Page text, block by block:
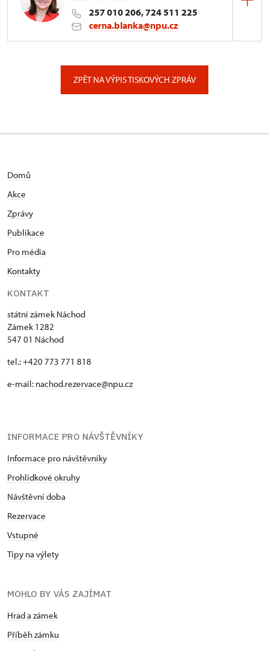
257 010 206, 724 511 225
cerna.blanka@npu.cz
ZPĚT NA VÝPIS TISKOVÝCH ZPRÁV
Domů
Akce
Zprávy
Publikace
Pro média
Kontakty
KONTAKT
státní zámek Náchod
Zámek 1282
547 01 Náchod
tel.: +420 773 771 818
e-mail: nachod.rezervace@npu.cz
INFORMACE PRO NÁVŠTĚVNÍKY
Informace pro návštěvníky
Prohlídkové okruhy
Návštěvní doba
Rezervace
Vstupné
Tipy na výlety
MOHLO BY VÁS ZAJÍMAT
Hrad a zámek
Příběh zámku